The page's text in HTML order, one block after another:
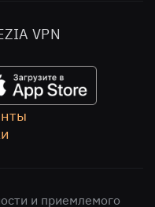
VPN
и приемлемого